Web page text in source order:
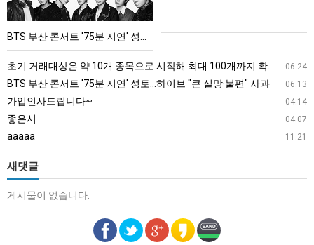
트
'75
분
브
"큰
실
BTS 부산 콘서트 '75분 지연' 성토…하이브 "큰 실망·불편" 사과
06.24
초기 거래대상은 약 10개 종목으로 시작해 최대 100개까지 확대할 방침이다. 구체적인 거래 대상 ETF는 아직 확정되지 않았지만, 시장 대표성이나 거래량을 고려해 선정할 계획이다.
06.13
BTS 부산 콘서트 '75분 지연' 성토…하이브 "큰 실망·불편" 사과
04.14
가입인사드립니다~
04.07
좋은시
11.21
aaaaa
새댓글
게시물이 없습니다.